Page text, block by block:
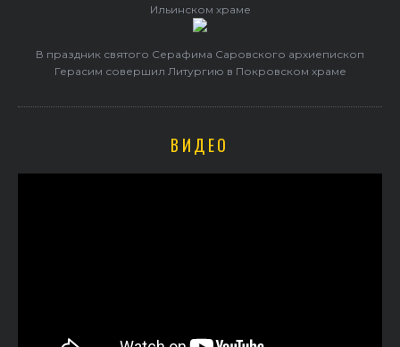
Ильинском храме
В праздник святого Серафима Саровского архиепископ
Герасим совершил Литургию в Покровском храме
ВИДЕО